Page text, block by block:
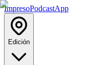
ImpresoPodcastApp
Edición